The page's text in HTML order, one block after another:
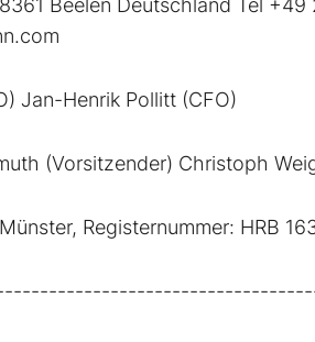
Beelen Deutschland Tel
Jan-Henrik Pollitt (CFO)
(Vorsitzender) Christoph
Registernummer: HRB